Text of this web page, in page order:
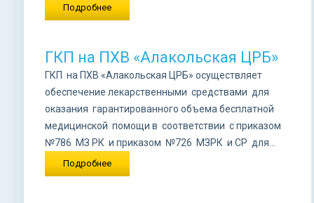
Подробнее
ГКП на ПХВ «Алакольская ЦРБ»
ГКП на ПХВ «Алакольская ЦРБ» осуществляет
обеспечение лекарственными средствами для
оказания гарантированного объема бесплатной
медицинской помощи в соответствии с приказом
№786 МЗ РК и приказом №726 МЗРК и СР для...
Подробнее